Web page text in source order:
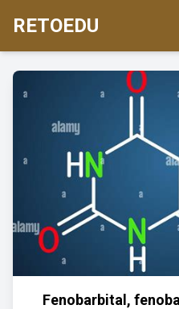
RETOEDU
Fenobarbital,